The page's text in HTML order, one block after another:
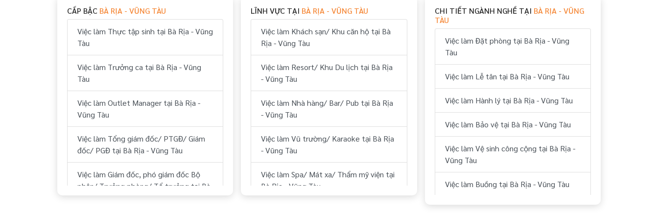
Việc làm Huyện Tân Thành Bà Rịa -
Vũng Tàu
Việc làm Huyện Côn Đảo Bà Rịa - Vũng
Tàu
Việc làm Thể thao tại Bà Rịa - Vũng Tàu
Việc làm Vui chơi & giải trí tại Bà Rịa -
Vũng Tàu
Việc làm Hành chính, nhân sự tại Bà Rịa
- Vũng Tàu
Việc làm Tài chính, kế toán tại Bà Rịa -
Vũng Tàu
Việc làm Kỹ thuật tại Bà Rịa - Vũng Tàu
Việc làm Lái xe tại Bà Rịa - Vũng Tàu
Việc làm Lữ hành/ Du lịch (HDV, ĐH
CẤP BẬC BÀ RỊA - VŨNG TÀU
Việc làm Thực tập sinh tại Bà Rịa - Vũng
Tàu
Việc làm Trưởng ca tại Bà Rịa - Vũng
Tàu
Việc làm Outlet Manager tại Bà Rịa -
Vũng Tàu
Việc làm Tổng giám đốc/ PTGĐ/ Giám
đốc/ PGĐ tại Bà Rịa - Vũng Tàu
Việc làm Giám đốc, phó giám đốc Bộ
phận/ Trưởng phòng/ Tổ trưởng tại Bà
LĨNH VỰC TẠI BÀ RỊA - VŨNG TÀU
Việc làm Khách sạn/ Khu căn hộ tại Bà
Rịa - Vũng Tàu
Việc làm Resort/ Khu Du lịch tại Bà Rịa
- Vũng Tàu
Việc làm Nhà hàng/ Bar/ Pub tại Bà Rịa
- Vũng Tàu
Việc làm Vũ trường/ Karaoke tại Bà Rịa
- Vũng Tàu
Việc làm Spa/ Mát xa/ Thẩm mỹ viện tại
Bà Rịa - Vũng Tàu
CHI TIẾT NGÀNH NGHỀ TẠI BÀ RỊA - VŨNG
TÀU
Việc làm Đặt phòng tại Bà Rịa - Vũng
Tàu
Việc làm Lễ tân tại Bà Rịa - Vũng Tàu
Việc làm Hành lý tại Bà Rịa - Vũng Tàu
Việc làm Bảo vệ tại Bà Rịa - Vũng Tàu
Việc làm Vệ sinh công cộng tại Bà Rịa -
Vũng Tàu
Việc làm Buồng tại Bà Rịa - Vũng Tàu